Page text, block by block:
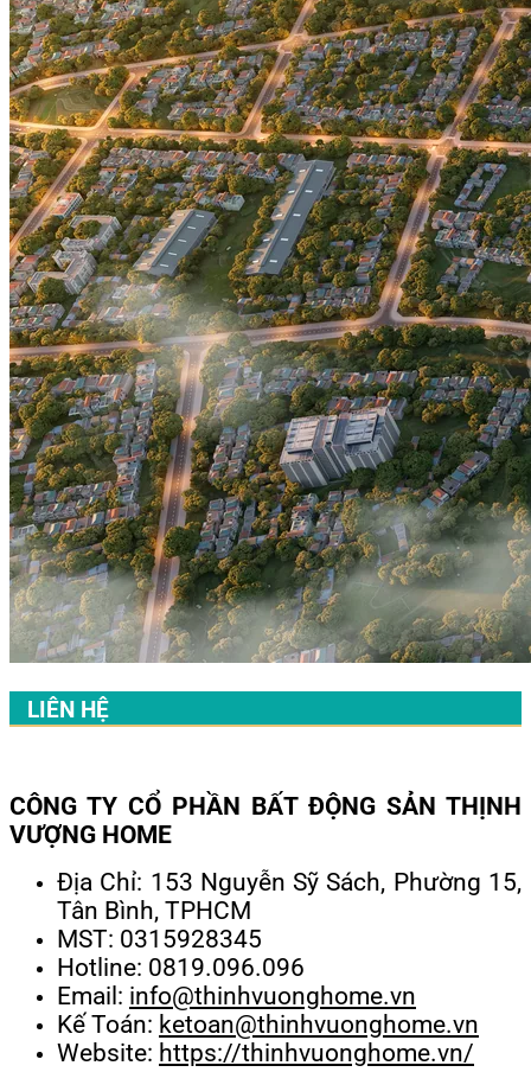
LIÊN HỆ
CÔNG TY CỔ PHẦN BẤT ĐỘNG SẢN THỊNH
VƯỢNG HOME
Địa Chỉ: 153 Nguyễn Sỹ Sách, Phường 15,
Tân Bình, TPHCM
MST: 0315928345
Hotline: 0819.096.096
Email: info@thinhvuonghome.vn
Kế Toán: ketoan@thinhvuonghome.vn
Website: https://thinhvuonghome.vn/